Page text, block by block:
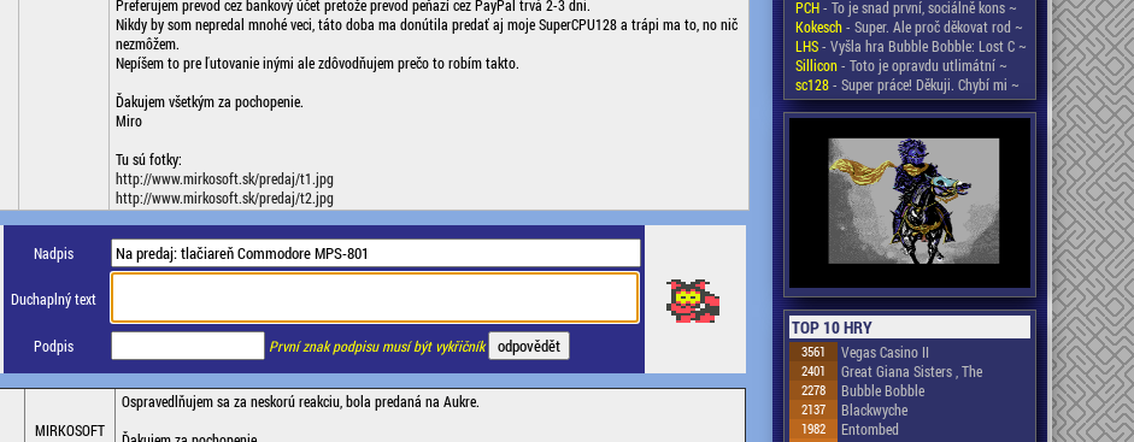
Preferujem prevod cez bankový účet pretože prevod peňazí cez PayPal trvá 2-3 dni.
Nikdy by som nepredal mnohé veci, táto doba ma donútila predať aj moje SuperCPU128 a trápi ma to, no nič
nezmôžem.
Nepíšem to pre ľutovanie inými ale zdôvodňujem prečo to robím takto.
Ďakujem všetkým za pochopenie.
Miro
Tu sú fotky:
http://www.mirkosoft.sk/predaj/t1.jpg
http://www.mirkosoft.sk/predaj/t2.jpg
Nadpis
Duchaplný text
Podpis První znak podpisu musí být vykřičník
MIRKOSOFT
Ospravedlňujem sa za neskorú reakciu, bola predaná na Aukre.
PCH- To je snad první, sociálně kons ~
Kokesch- Super. Ale proč děkovat rod ~
LHS- Vyšla hra Bubble Bobble: Lost C ~
Sillicon- Toto je opravdu utlimátní ~
sc128- Super práce! Děkuji. Chybí mi ~
TOP 10 HRY
3561 Vegas Casino II
2401 Great Giana Sisters , The
2278 Bubble Bobble
2137 Blackwyche
1982 Entombed